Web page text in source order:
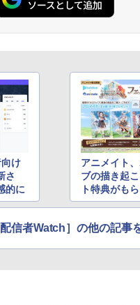
ソコン ノートPC 中古ノート
￥26,400
け
さ
的に
アニメイト
ブの描き起
ト特典がも
ア
配信者Watch］の他の記事